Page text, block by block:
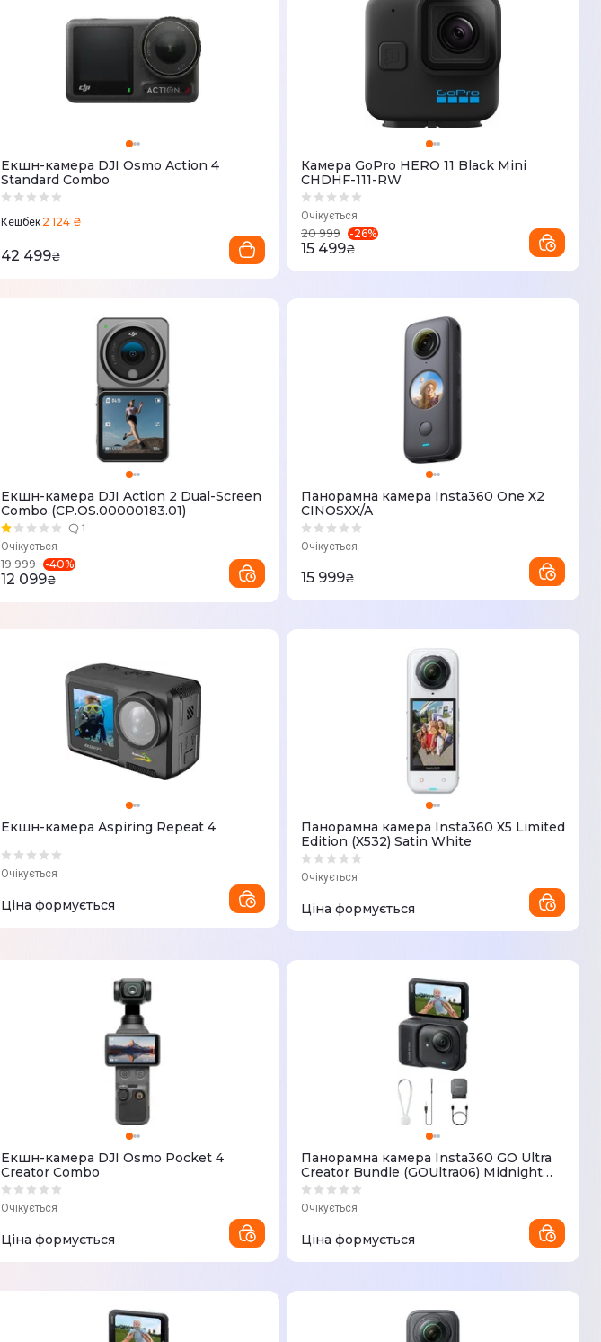
Екшн-камера DJI Osmo Action 4
Standard Combo
Кешбек 2 124 ₴
42 499₴
Камера GoPro HERO 11 Black Mini
CHDHF-111-RW
Очікується
20 999 -26%
15 499₴
Екшн-камера DJI Action 2 Dual-Screen
Combo (CP.OS.00000183.01)
1
Очікується
19 999 -40%
12 099₴
Панорамна камера Insta360 One X2
CINOSXX/A
Очікується
15 999₴
Екшн-камера Aspiring Repeat 4
Очікується
Ціна формується
Панорамна камера Insta360 X5 Limited
Edition (X532) Satin White
Очікується
Ціна формується
Екшн-камера DJI Osmo Pocket 4
Creator Combo
Очікується
Ціна формується
Панорамна камера Insta360 GO Ultra
Creator Bundle (GOUltra06) Midnight
Black
Очікується
Ціна формується